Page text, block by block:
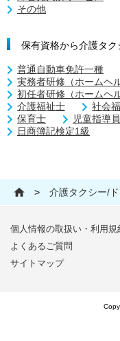
その他
保有資格から介護タ
普通自動車免許一種
実務者研修（ホームヘ
初任者研修（ホームヘ
介護福祉士
社会
保育士
児童指導
日商簿記検定1級
> 介護タクシー/
個人情報の取扱い・利用規
よくあるご質問
サイトマップ